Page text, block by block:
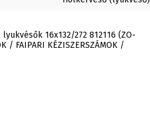
16x132/272 812116 (ZO-
/ FAIPARI KÉZISZERSZÁMOK /